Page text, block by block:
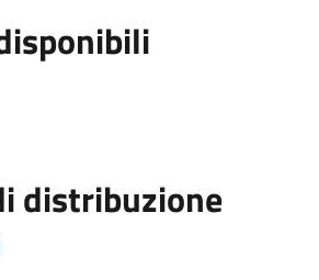
distribuzione